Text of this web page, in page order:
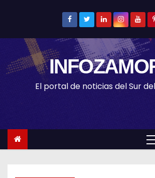
t
e
El portal de noticias del Sur